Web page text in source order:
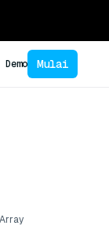
Mulai